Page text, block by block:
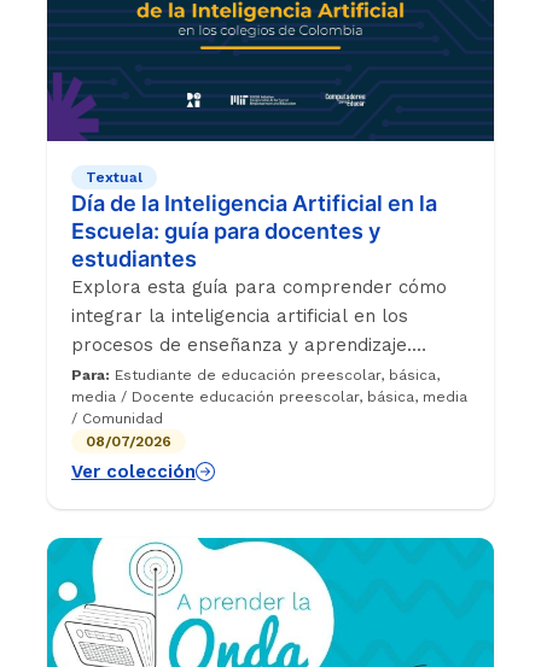
Textual
Día de la Inteligencia Artificial en la
Escuela: guía para docentes y
estudiantes
Explora esta guía para comprender cómo
integrar la inteligencia artificial en los
procesos de enseñanza y aprendizaje.
Encuentra orientaciones y recomendaciones
para docentes y estudiantes sobre el uso
ético, crítico y responsable de esta
tecnología.
Para: Estudiante de educación preescolar, básica,
media / Docente educación preescolar, básica, media
/ Comunidad
08/07/2026
Ver colección